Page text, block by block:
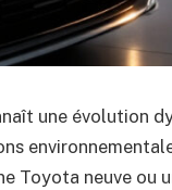
une évolution
Toyota neuve ou